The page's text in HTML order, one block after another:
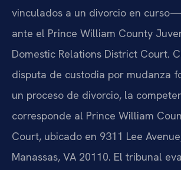
vinculados a un divorcio en
ante el Prince William County
Domestic Relations District Court.
disputa de custodia por mudanza
un proceso de divorcio, la
corresponde al Prince William
Court, ubicado en 9311 Lee
Manassas, VA 20110. El tribunal